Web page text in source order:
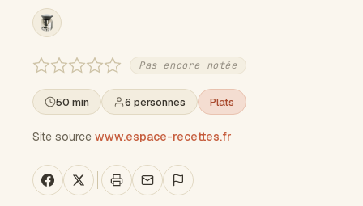
Pas encore notée
50 min 6 personnes Plats
Site source www.espace-recettes.fr